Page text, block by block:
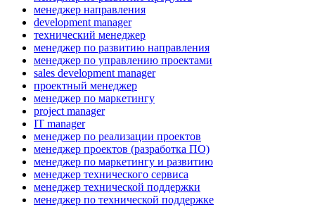
менеджер направления
development manager
технический менеджер
менеджер по развитию направления
менеджер по управлению проектами
sales development manager
проектный менеджер
менеджер по маркетингу
project manager
IT manager
менеджер по реализации проектов
менеджер проектов (разработка ПО)
менеджер по маркетингу и развитию
менеджер технического сервиса
менеджер технической поддержки
менеджер по технической поддержке